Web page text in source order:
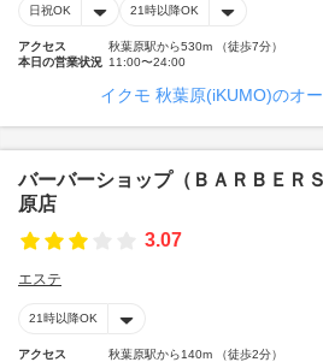
日祝OK 21時以降OK
アクセス
秋葉原駅から530m （徒歩7分）
本日の営業状況 11:00〜24:00
イクモ 秋葉原(iKUMO)のオ
バーバーショップ（ＢＡＲＢＥＲ
原店
3.07
エステ
21時以降OK
アクセス
秋葉原駅から140m （徒歩2分）